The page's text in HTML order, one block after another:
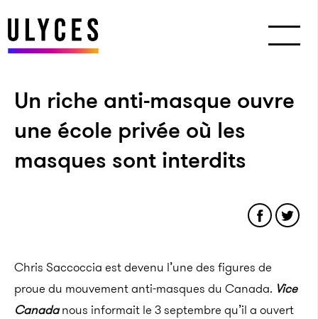
Un riche anti-masque ouvre
une école privée où les
masques sont interdits
Chris Saccoccia est devenu l’une des figures de
proue du mouvement anti-masques du Canada. Vice
Canadanous informait le 3 septembre qu’il a ouvert